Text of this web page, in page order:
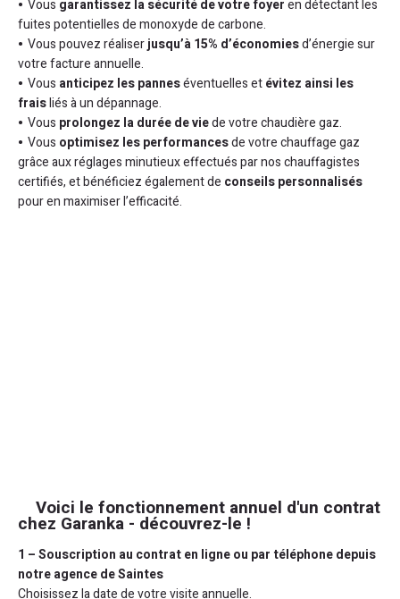
Vous garantissez la sécurité de votre foyeren détectant les
fuites potentielles de monoxyde de carbone.
Vous pouvez réaliserjusqu’à 15% d’économiesd’énergie sur
votre facture annuelle.
Vous anticipez les panneséventuelles etévitez ainsi les
fraisliés à un dépannage.
Vous prolongez la durée de viede votre chaudière gaz.
Vous optimisez les performancesde votre chauffage gaz
grâce aux réglages minutieux effectués par nos chauffagistes
certifiés, et bénéficiez également de conseils personnalisés
pour en maximiser l’efficacité.
Voici le fonctionnement annuel d'un contrat
chez Garanka - découvrez-le !
1 – Souscription au contrat en ligne ou par téléphone depuis
notre agence de Saintes
Choisissez la date de votre visite annuelle.